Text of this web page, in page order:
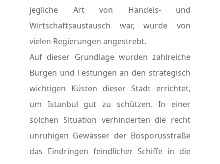
jegliche Art von Handels- und
Wirtschaftsaustausch war, wurde von
vielen Regierungen angestrebt.
Auf dieser Grundlage wurden zahlreiche
Burgen und Festungen an den strategisch
wichtigen Küsten dieser Stadt errichtet,
um Istanbul gut zu schützen. In einer
solchen Situation verhinderten die recht
unruhigen Gewässer der Bosporusstraße
das Eindringen feindlicher Schiffe in die